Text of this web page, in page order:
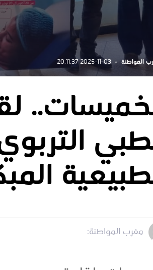
المواطنة 2025-11-03 20:11:37
مغرب المواطنة: